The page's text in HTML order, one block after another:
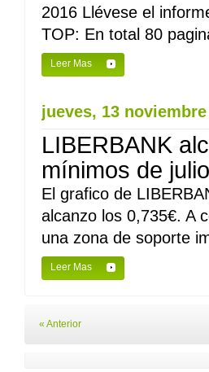
2016 Llévese el
TOP: En total 80
Leer Mas
jueves, 13 noviembre
LIBERBANK
mínimos de julio
El grafico de
alcanzo los 0,735€. A
una zona de soporte
Leer Mas
« Anterior